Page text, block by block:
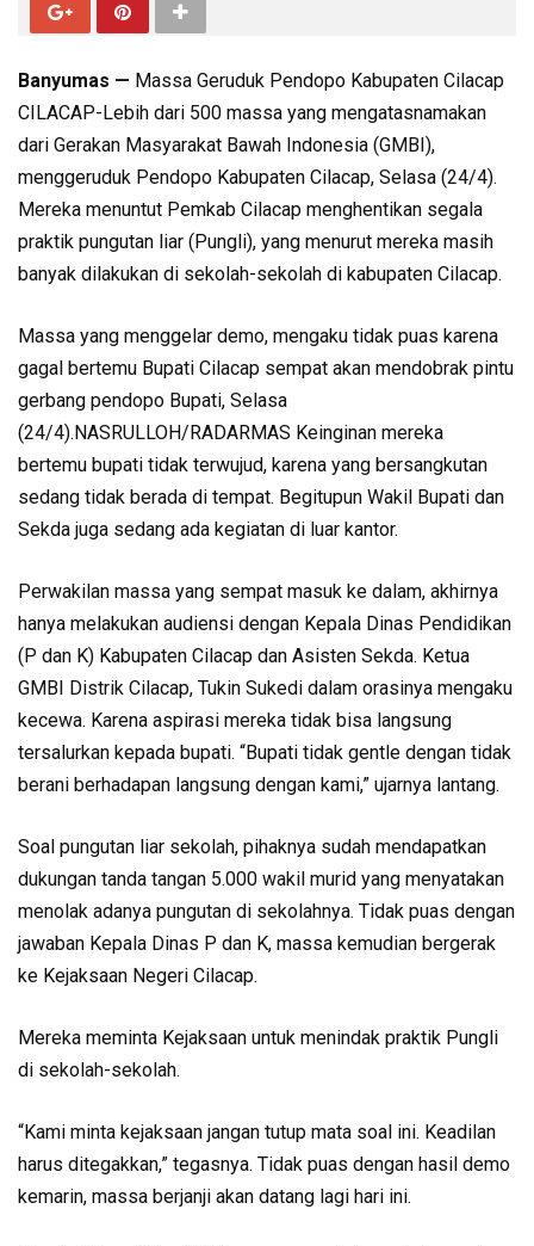
Banyumas — Massa Geruduk Pendopo Kabupaten Cilacap
CILACAP-Lebih dari 500 massa yang mengatasnamakan
dari Gerakan Masyarakat Bawah Indonesia (GMBI),
menggeruduk Pendopo Kabupaten Cilacap, Selasa (24/4).
Mereka menuntut Pemkab Cilacap menghentikan segala
praktik pungutan liar (Pungli), yang menurut mereka masih
banyak dilakukan di sekolah-sekolah di kabupaten Cilacap.
Massa yang menggelar demo, mengaku tidak puas karena
gagal bertemu Bupati Cilacap sempat akan mendobrak pintu
gerbang pendopo Bupati, Selasa
(24/4).NASRULLOH/RADARMAS Keinginan mereka
bertemu bupati tidak terwujud, karena yang bersangkutan
sedang tidak berada di tempat. Begitupun Wakil Bupati dan
Sekda juga sedang ada kegiatan di luar kantor.
Perwakilan massa yang sempat masuk ke dalam, akhirnya
hanya melakukan audiensi dengan Kepala Dinas Pendidikan
(P dan K) Kabupaten Cilacap dan Asisten Sekda. Ketua
GMBI Distrik Cilacap, Tukin Sukedi dalam orasinya mengaku
kecewa. Karena aspirasi mereka tidak bisa langsung
tersalurkan kepada bupati. “Bupati tidak gentle dengan tidak
berani berhadapan langsung dengan kami,” ujarnya lantang.
Soal pungutan liar sekolah, pihaknya sudah mendapatkan
dukungan tanda tangan 5.000 wakil murid yang menyatakan
menolak adanya pungutan di sekolahnya. Tidak puas dengan
jawaban Kepala Dinas P dan K, massa kemudian bergerak
ke Kejaksaan Negeri Cilacap.
Mereka meminta Kejaksaan untuk menindak praktik Pungli
di sekolah-sekolah.
“Kami minta kejaksaan jangan tutup mata soal ini. Keadilan
harus ditegakkan,” tegasnya. Tidak puas dengan hasil demo
kemarin, massa berjanji akan datang lagi hari ini.